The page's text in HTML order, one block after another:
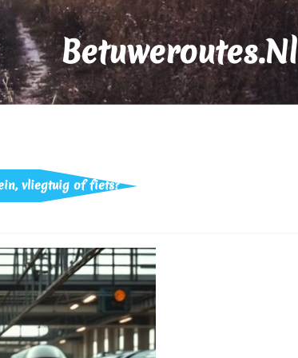
Betuweroutes.nl
vliegtuig of fiets?